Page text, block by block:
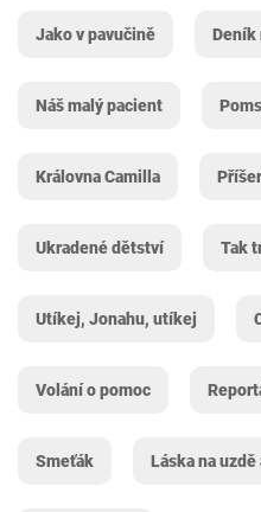
Jako v pavučině Deník
Náš malý pacient
Královna Camilla
Ukradené dětství Tak
Utíkej, Jonahu, utíkej
Volání o pomoc
Smeťák Láska na